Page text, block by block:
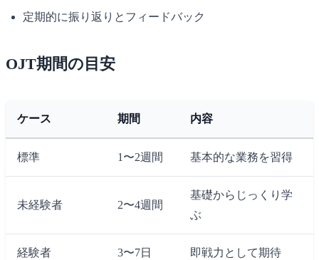
定期的に振り返りとフィードバック
OJT期間の目安
ケース 期間 内容
標準 1〜2週間 基本的な業務を習得
未経験者 2〜4週間
基礎からじっくり学
ぶ
経験者 3〜7日 即戦力として期待